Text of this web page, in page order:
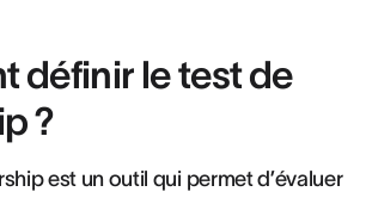
définir le test de
?
est un outil qui permet d’évaluer